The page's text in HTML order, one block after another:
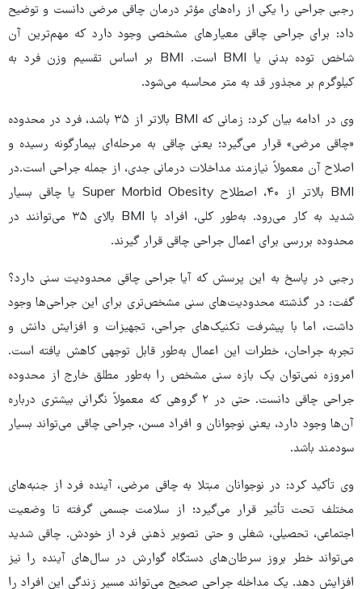
رجبی جراحی را یکی از راه‌های مؤثر درمان چاقی مرضی دانست و توضیح
داد: برای جراحی چاقی معیارهای مشخصی وجود دارد که مهم‌ترین آن
شاخص توده بدنی یا BMI است. BMI بر اساس تقسیم وزن فرد به
کیلوگرم بر مجذور قد به متر محاسبه می‌شود.
وی در ادامه بیان کرد: زمانی که BMI بالاتر از ۳۵ باشد، فرد در محدوده
«چاقی مرضی» قرار می‌گیرد؛ یعنی چاقی به مرحله‌ای بیمارگونه رسیده و
اصلاح آن معمولاً نیازمند مداخلات درمانی جدی، از جمله جراحی است.در
BMI بالاتر از ۴۰، اصطلاح Super Morbid Obesity یا چاقی بسیار
شدید به کار می‌رود. به‌طور کلی، افراد با BMI بالای ۳۵ می‌توانند در
محدوده بررسی برای اعمال جراحی چاقی قرار گیرند.
رجبی در پاسخ به این پرسش که آیا جراحی چاقی محدودیت سنی دارد؟
گفت: در گذشته محدودیت‌های سنی مشخص‌تری برای این جراحی‌ها وجود
داشت، اما با پیشرفت تکنیک‌های جراحی، تجهیزات و افزایش دانش و
تجربه جراحان، خطرات این اعمال به‌طور قابل توجهی کاهش یافته است.
امروزه نمی‌توان یک بازه سنی مشخص را به‌طور مطلق خارج از محدوده
جراحی چاقی دانست. حتی در ۲ گروهی که معمولاً نگرانی بیشتری درباره
آن‌ها وجود دارد، یعنی نوجوانان و افراد مسن، جراحی چاقی می‌تواند بسیار
سودمند باشد.
وی تأکید کرد: در نوجوانان مبتلا به چاقی مرضی، آینده فرد از جنبه‌های
مختلف تحت تأثیر قرار می‌گیرد؛ از سلامت جسمی گرفته تا وضعیت
اجتماعی، تحصیلی، شغلی و حتی تصویر ذهنی فرد از خودش. چاقی شدید
می‌تواند خطر بروز سرطان‌های دستگاه گوارش در سال‌های آینده را نیز
افزایش دهد. یک مداخله جراحی صحیح می‌تواند مسیر زندگی این افراد را